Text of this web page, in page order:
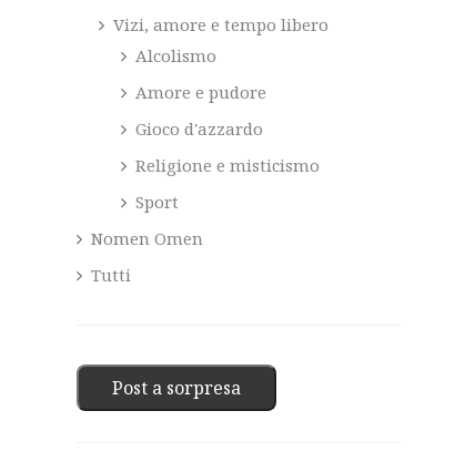
Vizi, amore e tempo libero
Alcolismo
Amore e pudore
Gioco d'azzardo
Religione e misticismo
Sport
Nomen Omen
Tutti
Post a sorpresa